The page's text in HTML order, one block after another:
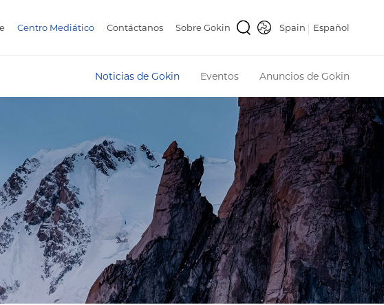
Centro Mediático Contáctanos Sobre Gokin Spain Español
Noticias de Gokin Eventos Anuncios de Gokin